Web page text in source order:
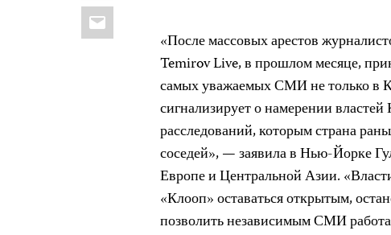
Email
«После массовых арестов
Temirov Live, в прошлом месяце,
самых уважаемых СМИ не только в
сигнализирует о намерении
расследований, которым страна
соседей», — заявила в Нью-Йорке
Европе и Центральной Азии.
«Клооп» оставаться открытым,
позволить независимым СМИ